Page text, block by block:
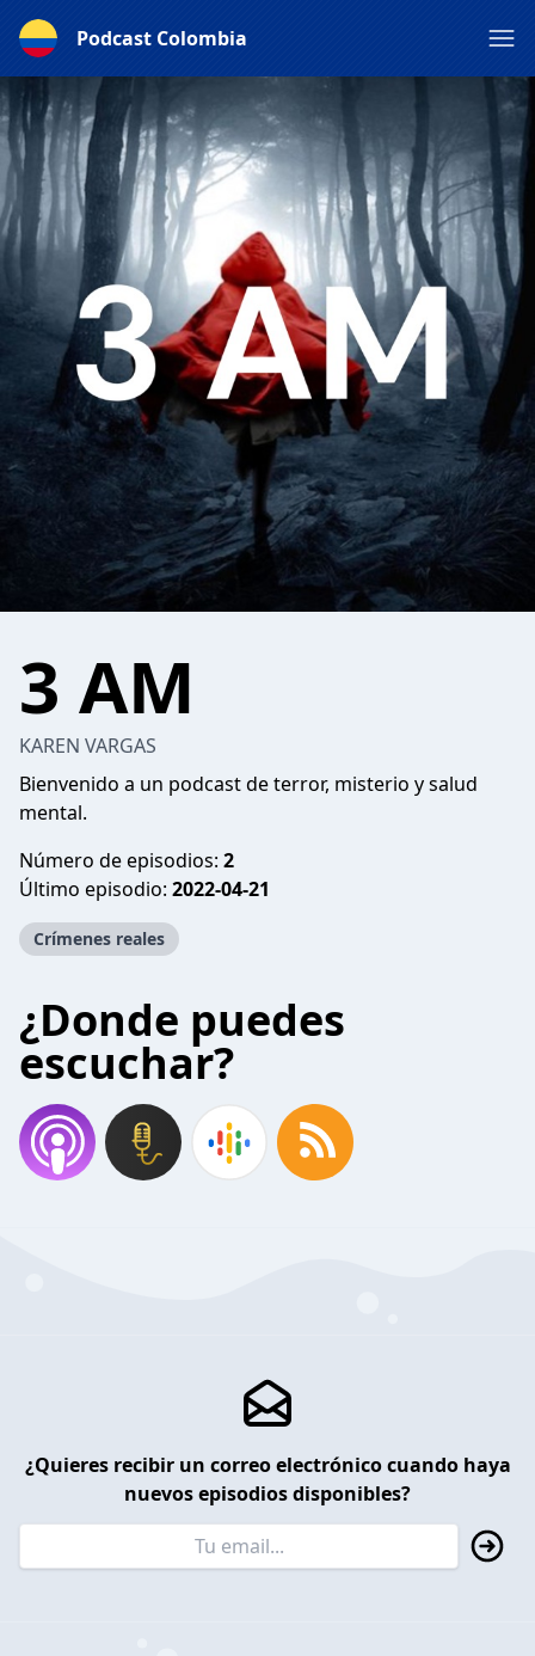
Podcast Colombia
3 AM
KAREN VARGAS
Bienvenido a un podcast de terror, misterio y salud
mental.
Número de episodios: 2
Último episodio: 2022-04-21
Crímenes reales
¿Donde puedes
escuchar?
¿Quieres recibir un correo electrónico cuando haya
nuevos episodios disponibles?